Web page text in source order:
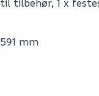
tilbehør, 1 x
mm